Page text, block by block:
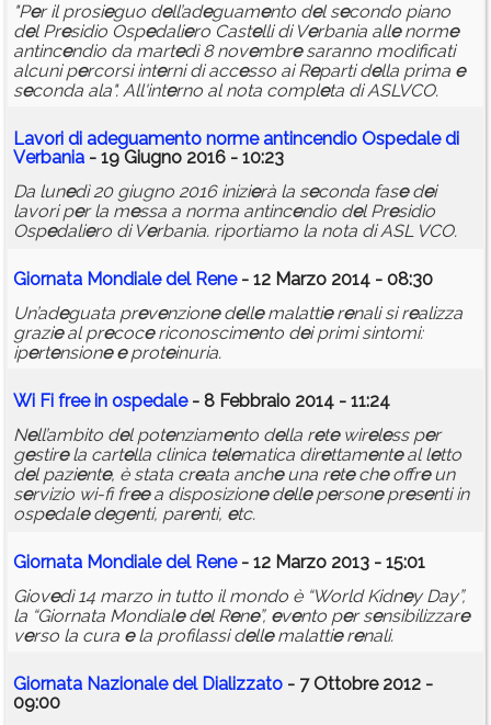
"Per il prosieguo dell’adeguamento del secondo piano
del Presidio Ospedaliero Castelli di Verbania allenorme
antincendio da martedì 8 novembresaranno modificati
alcuni percorsi interni di accesso ai Reparti della prima e
seconda ala". All'interno al nota completa di ASLVCO.
Lavori di adeguamento normeantincendio Ospedaledi
Verbania - 19 Giugno 2016 - 10:23
Da lunedì 20 giugno 2016 inizierà la seconda fasedei
lavori per la messa a norma antincendio del Presidio
Ospedaliero di Verbania. riportiamo la nota di ASL VCO.
Giornata Mondialedel Rene- 12 Marzo 2014 - 08:30
Un’adeguata prevenzionedellemalattierenali si realizza
grazieal precocericonoscimento dei primi sintomi:
ipertensione eproteinuria.
Wi Fi freein ospedale- 8 Febbraio 2014 - 11:24
Nell’ambito del potenziamento della retewireless per
gestirela cartella clinica telematica direttamenteal letto
del paziente, è stata creata ancheuna retecheoffreun
servizio wi-fi freea disposizionedellepersonepresenti in
ospedaledegenti, parenti, etc.
Giornata Mondialedel Rene- 12 Marzo 2013 - 15:01
Giovedì 14 marzo in tutto il mondo è “World Kidney Day”,
la “Giornata Mondialedel Rene”, evento per sensibilizzare
verso la cura ela profilassi dellemalattierenali.
Giornata Nazionaledel Dializzato - 7 Ottobre 2012 -
09:00